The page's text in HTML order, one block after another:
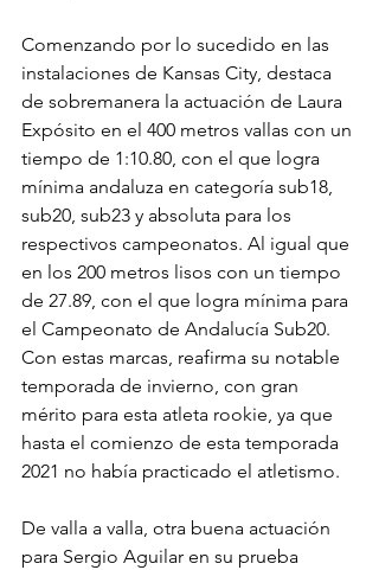
Comenzando por lo sucedido en las
instalaciones de Kansas City, destaca
de sobremanera la actuación de Laura
Expósito en el 400 metros vallas con un
tiempo de 1:10.80, con el que logra
mínima andaluza en categoría sub18,
sub20, sub23 y absoluta para los
respectivos campeonatos. Al igual que
en los 200 metros lisos con un tiempo
de 27.89, con el que logra mínima para
el Campeonato de Andalucía Sub20.
Con estas marcas, reafirma su notable
temporada de invierno, con gran
mérito para esta atleta rookie, ya que
hasta el comienzo de esta temporada
2021 no había practicado el atletismo.
De valla a valla, otra buena actuación
para Sergio Aguilar en su prueba